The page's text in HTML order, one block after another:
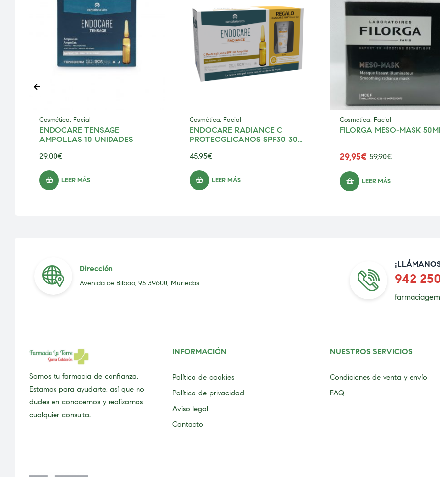
Cosmética, Facial
ENDOCARE TENSAGE
AMPOLLAS 10 UNIDADES
29,00€
LEER MÁS
Cosmética, Facial
ENDOCARE RADIANCE C
PROTEOGLICANOS SPF30 30
45,95€
LEER MÁS
Cosmética, Facial
FILORGA MESO-
59,90€
29,95€
LEER MÁS
Dirección
Avenida de Bilbao, 95 39600, Muriedas 942
Somos tu farmacia de confianza.
Estamos para ayudarte, así que no
dudes en conocernos y realizarnos
cualquier consulta.
INFORMACIÓN
Política de cookies
Política de privacidad
Aviso legal
Contacto
NUESTROS SERVICIOS
Condiciones de venta y envío
FAQ